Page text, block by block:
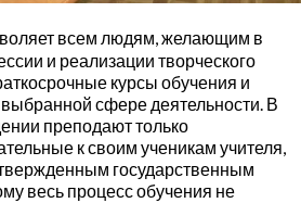
всем людям, желающим в
и реализации творческого
курсы обучения и
сфере деятельности. В
преподают только
к своим ученикам учителя,
государственным
весь процесс обучения не